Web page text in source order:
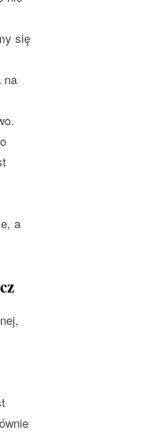
się
na
a